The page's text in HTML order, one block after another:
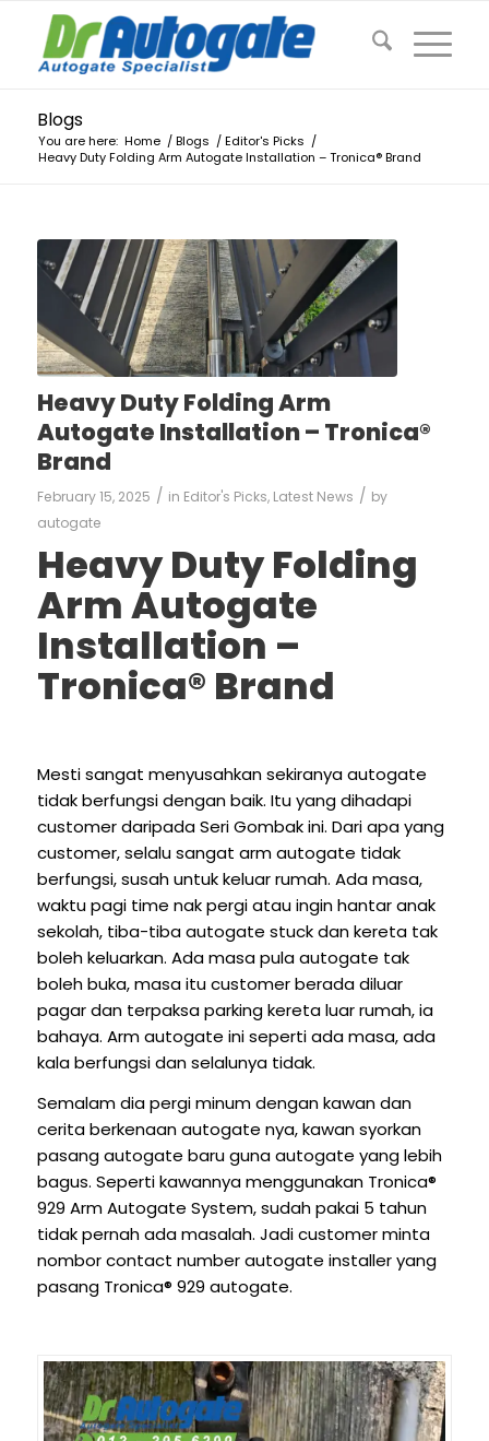
Blogs
You are here: Home / Blogs / Editor's Picks /
Heavy Duty Folding Arm Autogate Installation – Tronica® Brand
Heavy Duty Folding Arm
Autogate Installation – Tronica®
Brand
February 15, 2025 / in Editor's Picks, Latest News / by
autogate
Heavy Duty Folding
Arm Autogate
Installation –
Tronica® Brand
Mesti sangat menyusahkan sekiranya autogate
tidak berfungsi dengan baik. Itu yang dihadapi
customer daripada Seri Gombak ini. Dari apa yang
customer, selalu sangat arm autogate tidak
berfungsi, susah untuk keluar rumah. Ada masa,
waktu pagi time nak pergi atau ingin hantar anak
sekolah, tiba-tiba autogate stuck dan kereta tak
boleh keluarkan. Ada masa pula autogate tak
boleh buka, masa itu customer berada diluar
pagar dan terpaksa parking kereta luar rumah, ia
bahaya. Arm autogate ini seperti ada masa, ada
kala berfungsi dan selalunya tidak.
Semalam dia pergi minum dengan kawan dan
cerita berkenaan autogate nya, kawan syorkan
pasang autogate baru guna autogate yang lebih
bagus. Seperti kawannya menggunakan Tronica®
929 Arm Autogate System, sudah pakai 5 tahun
tidak pernah ada masalah. Jadi customer minta
nombor contact number autogate installer yang
pasang Tronica® 929 autogate.